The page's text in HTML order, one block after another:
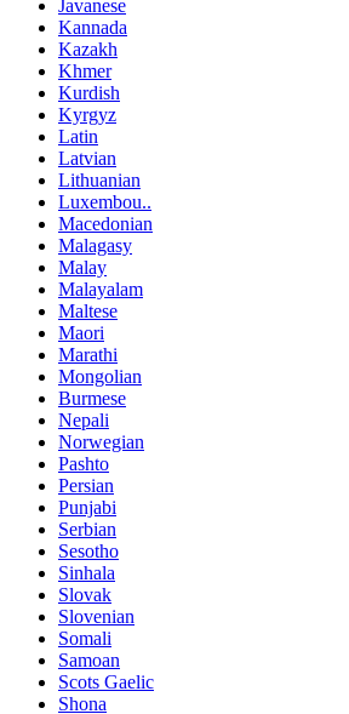
Javanese
Kannada
Kazakh
Khmer
Kurdish
Kyrgyz
Latin
Latvian
Lithuanian
Luxembou..
Macedonian
Malagasy
Malay
Malayalam
Maltese
Maori
Marathi
Mongolian
Burmese
Nepali
Norwegian
Pashto
Persian
Punjabi
Serbian
Sesotho
Sinhala
Slovak
Slovenian
Somali
Samoan
Scots Gaelic
Shona